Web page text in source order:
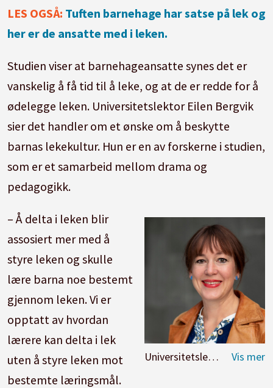
LES OGSÅ: Tuften barnehage har satse på lek og
her er de ansatte med i leken.
Studien viser at barnehageansatte synes det er
vanskelig å få tid til å leke, og at de er redde for å
ødelegge leken. Universitetslektor Eilen Bergvik
sier det handler om et ønske om å beskytte
barnas lekekultur. Hun er en av forskerne i studien,
som er et samarbeid mellom drama og
pedagogikk.
Universitetslektor Eilen Bergvik ved OsloMet.
– Å delta i leken blir
assosiert mer med å
styre leken og skulle
lære barna noe bestemt
gjennom leken. Vi er
opptatt av hvordan
lærere kan delta i lek
uten å styre leken mot
bestemte læringsmål.